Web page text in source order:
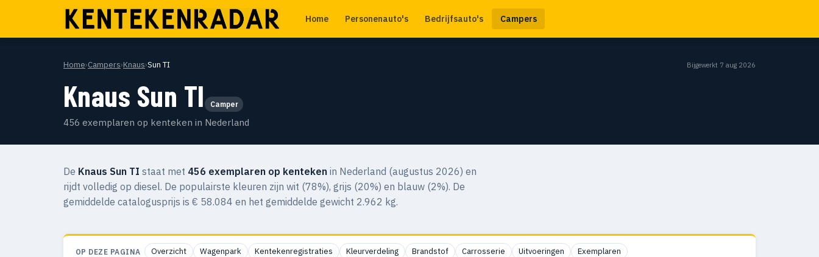
Home Personenauto's Bedrijfsauto's Campers
Home›Campers›Knaus›Sun TI Bijgewerkt 7 aug 2026
Knaus Sun TI Camper
456 exemplaren op kenteken in Nederland
De Knaus Sun TI staat met 456 exemplaren op kenteken in Nederland (augustus 2026) en
rijdt volledig op diesel. De populairste kleuren zijn wit (78%), grijs (20%) en blauw (2%). De
gemiddelde catalogusprijs is € 58.084 en het gemiddelde gewicht 2.962 kg.
OP DEZE PAGINA Overzicht Wagenpark Kentekenregistraties Kleurverdeling Brandstof Carrosserie Uitvoeringen Exemplaren